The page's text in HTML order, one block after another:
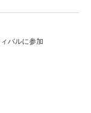
バルに参加